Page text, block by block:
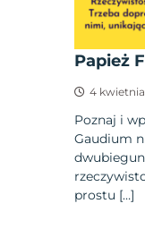
Papież
4
Poznaj i
Gaudium
prostu […]